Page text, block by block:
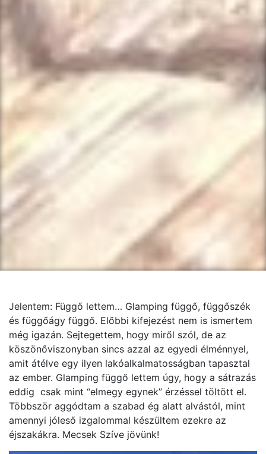
Jelentem: Függő lettem… Glamping függő, függőszék
és függőágy függő. Előbbi kifejezést nem is ismertem
még igazán. Sejtegettem, hogy miről szól, de az
köszönőviszonyban sincs azzal az egyedi élménnyel,
amit átélve egy ilyen lakóalkalmatosságban tapasztal
az ember. Glamping függő lettem úgy, hogy a sátrazás
eddig csak mint “elmegy egynek” érzéssel töltött el.
Többször aggódtam a szabad ég alatt alvástól, mint
amennyi jóleső izgalommal készültem ezekre az
éjszakákra. Mecsek Szíve jövünk!